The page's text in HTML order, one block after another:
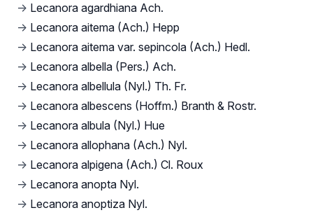
→ Lecanora agardhiana Ach.
→ Lecanora aitema (Ach.) Hepp
→ Lecanora aitema var. sepincola (Ach.) Hedl.
→ Lecanora albella (Pers.) Ach.
→ Lecanora albellula (Nyl.) Th. Fr.
→ Lecanora albescens (Hoffm.) Branth & Rostr.
→ Lecanora albula (Nyl.) Hue
→ Lecanora allophana (Ach.) Nyl.
→ Lecanora alpigena (Ach.) Cl. Roux
→ Lecanora anopta Nyl.
→ Lecanora anoptiza Nyl.